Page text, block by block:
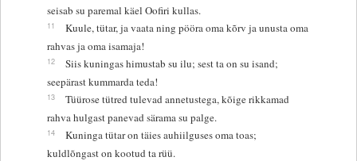
seisab su paremal käel Oofiri kullas.
11
Kuule, tütar, ja vaata ning pööra oma kõrv ja unusta oma
rahvas ja oma isamaja!
12
Siis kuningas himustab su ilu; sest ta on su isand;
seepärast kummarda teda!
13
Tüürose tütred tulevad annetustega, kõige rikkamad
rahva hulgast panevad särama su palge.
14
Kuninga tütar on täies auhiilguses oma toas;
kuldlõngast on kootud ta rüü.